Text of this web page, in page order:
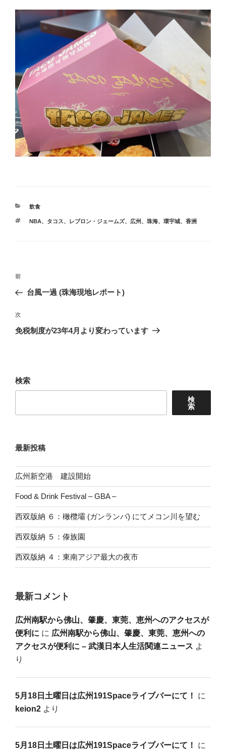
カ
ゴ
飲食
タ
NBA、 タコス、 レブロン・ジェームズ、 広州 、 珠海、 環宇城、 香洲
投
ナ
ビ
ゲ
ン
前
の
稿
前
台風一過 (珠海現地レポート)
次
の
次
免税制度が23年4月より変わっています
検索
検
索
最新投稿
広州新空港 建設開始
Food & Drink Festival – GBA –
西双版納 ６：橄欖壩 (ガンランパ) にてメコン川を望む
西双版納 ５：傣族園
西双版納 ４：東南アジア最大の夜市
最新コメント
広州南駅から佛山、肇慶、東莞、恵州へのアクセスが
便利に に 広州南駅から佛山、肇慶、東莞、恵州への
アクセスが便利に – 武漢日本人生活関連ニュース よ
り
5月18日土曜日は広州191Spaceライブバーにて！
に
keion2 より
5月18日土曜日は広州191Spaceライブバーにて！
に